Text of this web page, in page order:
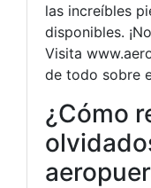
las increíbles
disponibles.
Visita
de todo sobre
¿Cómo